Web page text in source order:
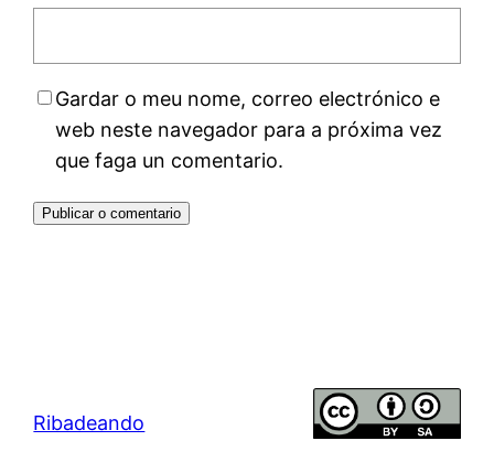
Gardar o meu nome, correo electrónico e
web neste navegador para a próxima vez
que faga un comentario.
Ribadeando